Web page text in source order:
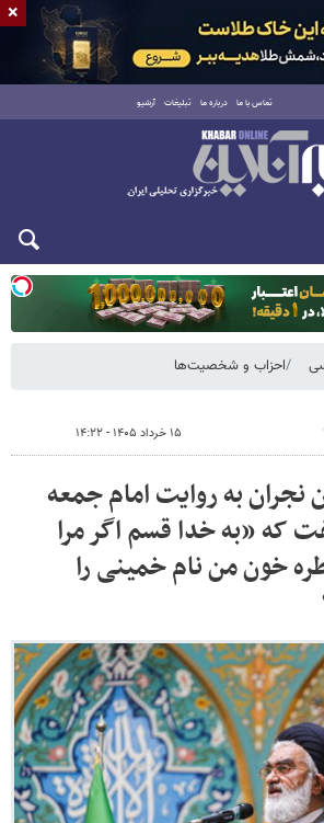
تماس با ما درباره ما تبلیغات آرشیو
مرداد ۱۴۰۵
احزاب و شخصیت‌ها
۱۵ خرداد ۱۴۰۵ - ۱۴:۲۲
نجران به روایت امام جمعه
«به خدا قسم اگر مرا
خون من نام خمینی را
×